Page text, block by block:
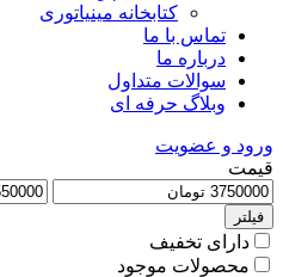
کتابخانه مینیاتوری
تماس با ما
درباره ما
سوالات متداول
وبلاگ حرفه ای
ورود و عضویت
قیمت
فیلتر
دارای تخفیف
محصولات موجود